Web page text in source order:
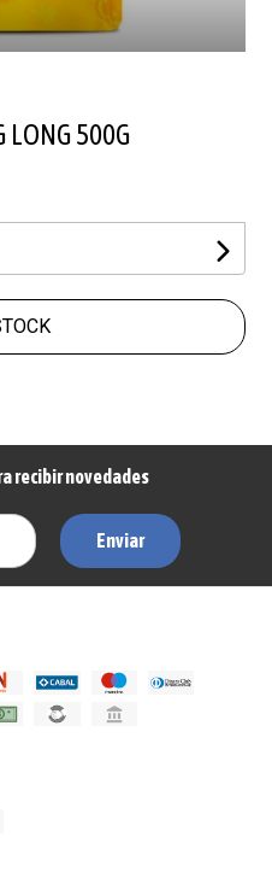
LONG 500G
recibir novedades
Enviar